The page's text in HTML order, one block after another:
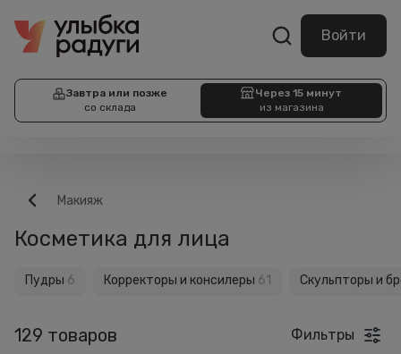
Войти
Завтра или позже
со склада
Через 15 минут
из магазина
Макияж
Косметика для лица
Пудры 6 Корректоры и консилеры 61 Скульпторы и
129 товаров Фильтры